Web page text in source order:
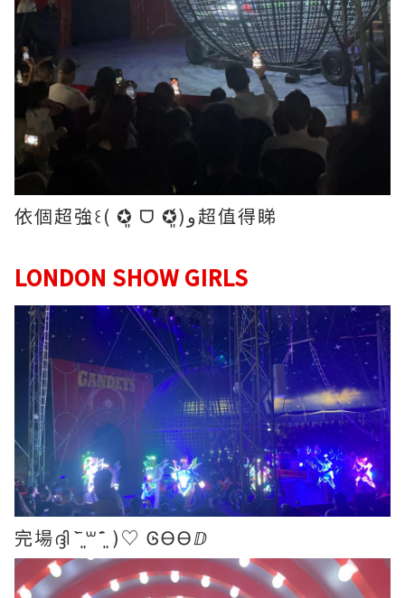
依個超強꒰( ✪͈̀ ᗜ ✪͈́)و超值得睇
LONDON SHOW GIRLS
完場ദ്ദി ˉ͈̀꒳ˉ͈́ )♡ ᎶᎾᎾⅅ